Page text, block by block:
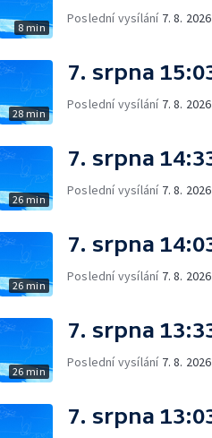
8 min
Poslední vysílání 7. 8. 2026
28 min
7. srpna
Poslední vysílání 7. 8. 2026
26 min
7. srpna
Poslední vysílání 7. 8. 2026
26 min
7. srpna
Poslední vysílání 7. 8. 2026
26 min
7. srpna
Poslední vysílání 7. 8. 2026
7. srpna